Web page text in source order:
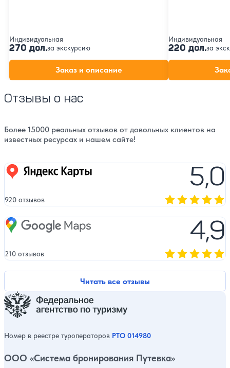
Индивидуальная
270 дол.за экскурсию
Заказ и описание
Индивидуальная
220 дол.за
Отзывы о нас
Более 15000 реальных отзывов от довольных клиентов на
известных ресурсах и нашем сайте!
Читать все отзывы
Яндекс карты 5,0
920 отзывов
Google Maps 4,9
210 отзывов
Номер в реестре туроператоров РТО 014980
ООО «Система бронирования Путевка»